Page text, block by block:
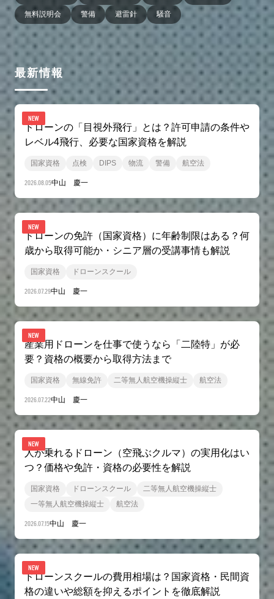
無料説明会 警備 避雷針 騒音
最新情報
NEW
ドローンの「目視外飛行」とは？許可申請の条件や
レベル4飛行、必要な国家資格を解説
国家資格 点検 DIPS 物流 警備 航空法
2026.08.05中山 慶一
NEW
ドローンの免許（国家資格）に年齢制限はある？何
歳から取得可能か・シニア層の受講事情も解説
国家資格 ドローンスクール
2026.07.29中山 慶一
NEW
産業用ドローンを仕事で使うなら「二陸特」が必
要？資格の概要から取得方法まで
国家資格 無線免許 二等無人航空機操縦士 航空法
2026.07.22中山 慶一
NEW
人が乗れるドローン（空飛ぶクルマ）の実用化はい
つ？価格や免許・資格の必要性を解説
国家資格 ドローンスクール
二等無人航空機操縦士
一等無人航空機操縦士
航空法
2026.07.15中山 慶一
NEW
ドローンスクールの費用相場は？国家資格・民間資
格の違いや総額を抑えるポイントを徹底解説